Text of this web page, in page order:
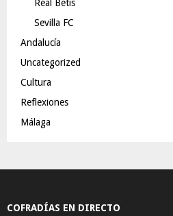
Real Betis
Sevilla FC
Andalucía
Uncategorized
Cultura
Reflexiones
Málaga
COFRADÍAS EN DIRECTO